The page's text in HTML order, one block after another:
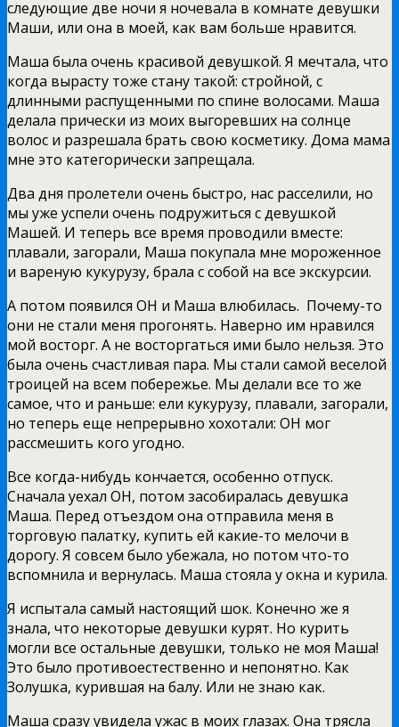
следующие две ночи я ночевала в комнате девушки
Маши, или она в моей, как вам больше нравится.
Маша была очень красивой девушкой. Я мечтала, что
когда вырасту тоже стану такой: стройной, с
длинными распущенными по спине волосами. Маша
делала прически из моих выгоревших на солнце
волос и разрешала брать свою косметику. Дома мама
мне это категорически запрещала.
Два дня пролетели очень быстро, нас расселили, но
мы уже успели очень подружиться с девушкой
Машей. И теперь все время проводили вместе:
плавали, загорали, Маша покупала мне мороженное
и вареную кукурузу, брала с собой на все экскурсии.
А потом появился ОН и Маша влюбилась. Почему-то
они не стали меня прогонять. Наверно им нравился
мой восторг. А не восторгаться ими было нельзя. Это
была очень счастливая пара. Мы стали самой веселой
троицей на всем побережье. Мы делали все то же
самое, что и раньше: ели кукурузу, плавали, загорали,
но теперь еще непрерывно хохотали: ОН мог
рассмешить кого угодно.
Все когда-нибудь кончается, особенно отпуск.
Сначала уехал ОН, потом засобиралась девушка
Маша. Перед отъездом она отправила меня в
торговую палатку, купить ей какие-то мелочи в
дорогу. Я совсем было убежала, но потом что-то
вспомнила и вернулась. Маша стояла у окна и курила.
Я испытала самый настоящий шок. Конечно же я
знала, что некоторые девушки курят. Но курить
могли все остальные девушки, только не моя Маша!
Это было противоестественно и непонятно. Как
Золушка, курившая на балу. Или не знаю как.
Маша сразу увидела ужас в моих глазах. Она трясла